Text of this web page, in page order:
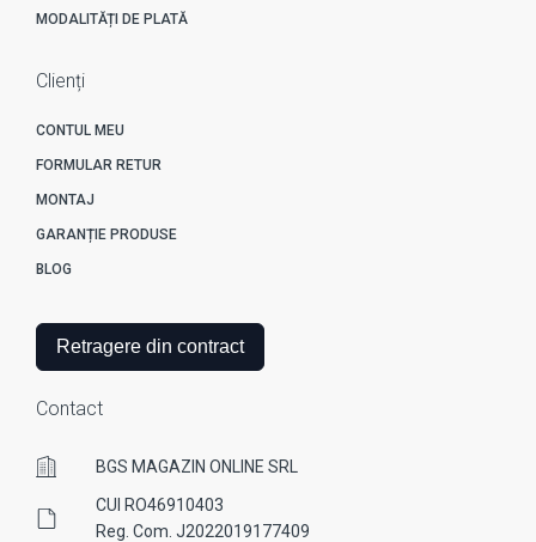
MODALITĂȚI DE PLATĂ
Clienți
CONTUL MEU
FORMULAR RETUR
MONTAJ
GARANȚIE PRODUSE
BLOG
Retragere din contract
Contact
BGS MAGAZIN ONLINE SRL
CUI RO46910403
Reg. Com. J2022019177409